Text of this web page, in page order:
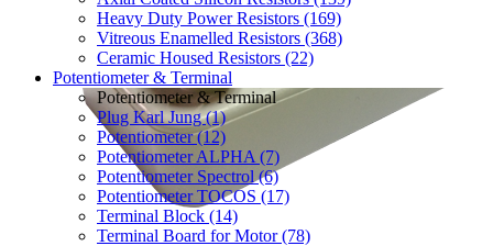
Heavy Duty Power Resistors (169)
Vitreous Enamelled Resistors (368)
Ceramic Housed Resistors (22)
Potentiometer & Terminal
Potentiometer & Terminal
Plug Karl Jung (1)
Potentiometer (12)
Potentiometer ALPHA (7)
Potentiometer Spectrol (6)
Potentiometer TOCOS (17)
Terminal Block (14)
Terminal Board for Motor (78)